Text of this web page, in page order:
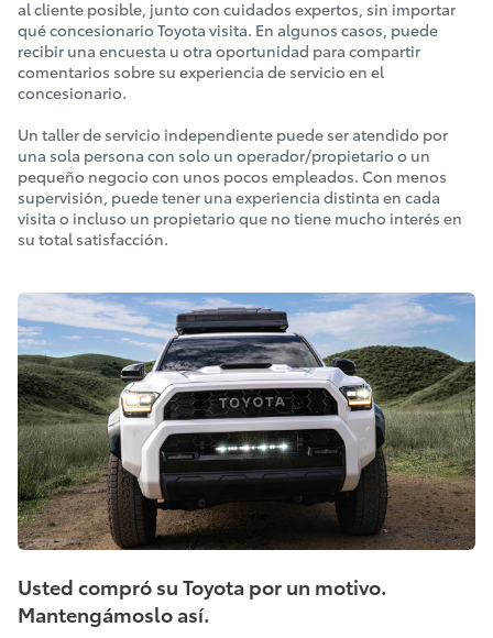
al cliente posible, junto con cuidados expertos, sin importar
qué concesionario Toyota visita. En algunos casos, puede
recibir una encuesta u otra oportunidad para compartir
comentarios sobre su experiencia de servicio en el
concesionario.
Un taller de servicio independiente puede ser atendido por
una sola persona con solo un operador/propietario o un
pequeño negocio con unos pocos empleados. Con menos
supervisión, puede tener una experiencia distinta en cada
visita o incluso un propietario que no tiene mucho interés en
su total satisfacción.
Usted compró su Toyota por un motivo.
Mantengámoslo así.